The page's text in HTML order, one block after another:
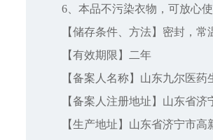
6、本品不污染衣物，可放心使
【储存条件、方法】密封，常
【有效期限】二年
【备案人名称】山东九尔医药
【备案人注册地址】山东省
【生产地址】山东省济宁市高